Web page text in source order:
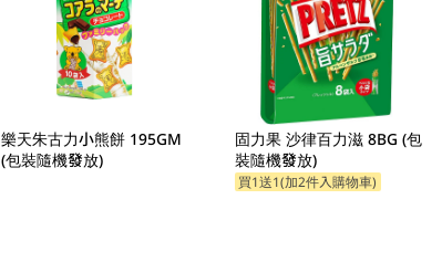
樂天朱古力小熊餅 195GM
(包裝隨機發放)
固力果 沙律百力滋 8BG (包
裝隨機發放)
買1送1(加2件入購物車)